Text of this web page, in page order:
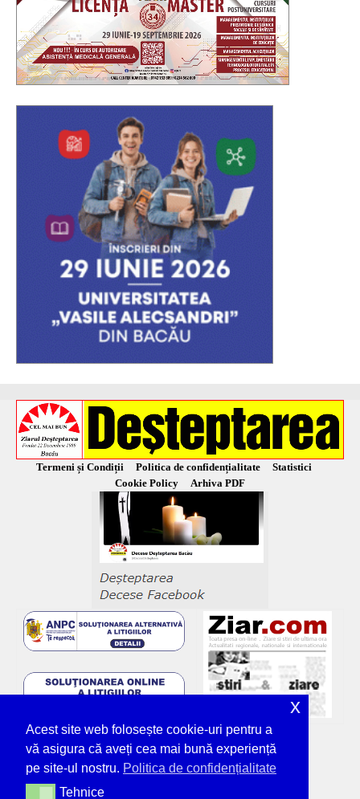
Termeni și Condiții Politica de confidențialitate
Statistici
Cookie Policy
Arhiva PDF
Acest site web folosește cookie-uri pentru a
vă asigura că aveți cea mai bună experiență
pe site-ul nostru. Politica de confidențialitate
TehniceTehnice
x